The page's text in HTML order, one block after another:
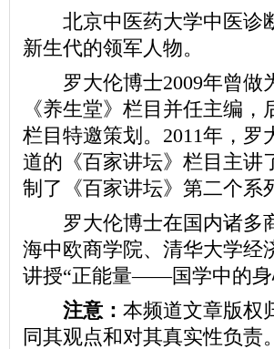
北京中医药大学中医诊
新生代的领军人物。
罗大伦博士2009年曾做
《养生堂》栏目并任主编
栏目特邀策划。2011年，
道的《百家讲坛》栏目主讲
制了《百家讲坛》第二个系
罗大伦博士在国内诸多
海中欧商学院、清华大学经
讲授“正能量——国学中的身
注意： 本频道文章版权
同其观点和对其真实性负